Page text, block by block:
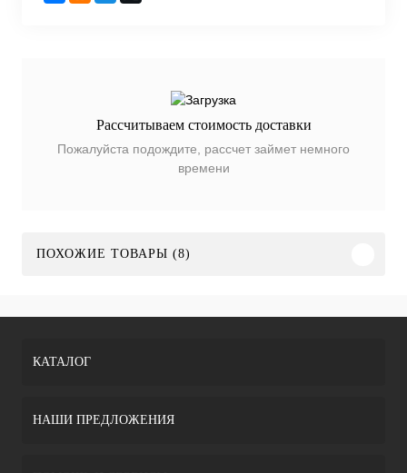
Рассчитываем стоимость доставки
Пожалуйста подождите, рассчет займет немного
времени
ПОХОЖИЕ ТОВАРЫ (8)
КАТАЛОГ
НАШИ ПРЕДЛОЖЕНИЯ